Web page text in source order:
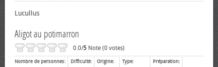
Lucullus
Aligot au potimarron
0.0/5 Note (0 votes)
Nombre de personnes:
Difficulté:
Origine:
Type:
Préparation: